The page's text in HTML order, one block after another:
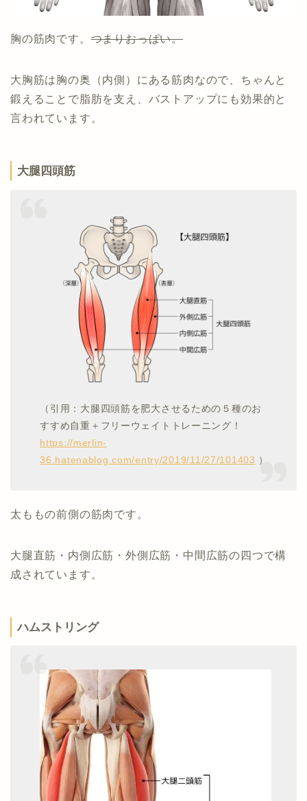
胸の筋肉です。つまりおっぱい。
大胸筋は胸の奥（内側）にある筋肉なので、ちゃんと
鍛えることで脂肪を支え、バストアップにも効果的と
言われています。
大腿四頭筋
（引用：大腿四頭筋を肥大させるための５種のお
すすめ自重＋フリーウェイトトレーニング！
https://merlin-
36.hatenablog.com/entry/2019/11/27/101403 ）
太ももの前側の筋肉です。
大腿直筋・内側広筋・外側広筋・中間広筋の四つで構
成されています。
ハムストリング